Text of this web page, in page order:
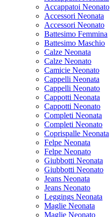
Accappatoi Neonato
Accessori Neonata
Accessori Neonato
Battesimo Femmina
Battesimo Maschio
Calze Neonata
Calze Neonato
Camicie Neonato
Cappelli Neonata
Cappelli Neonato
Cappotti Neonata
Cappotti Neonato
Completi Neonata
Completi Neonato
Coprispalle Neonata
Felpe Neonata
Felpe Neonato
Giubbotti Neonata
Giubbotti Neonato
Jeans Neonata
Jeans Neonato
Leggings Neonata
Maglie Neonata
Maglie Neonato